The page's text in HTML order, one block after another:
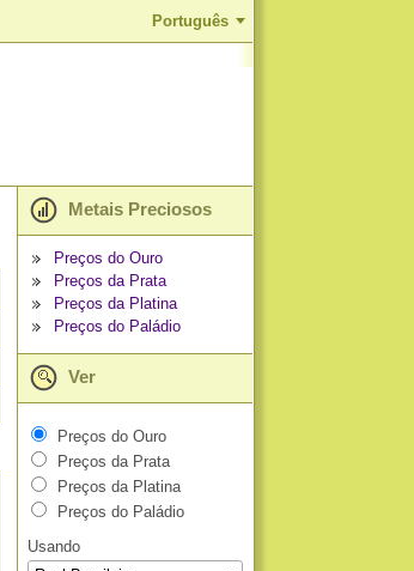
Português
Metais Preciosos
Preços do Ouro
Preços da Prata
Preços da Platina
Preços do Paládio
Ver
Preços do Ouro
Preços da Prata
Preços da Platina
Preços do Paládio
Usando